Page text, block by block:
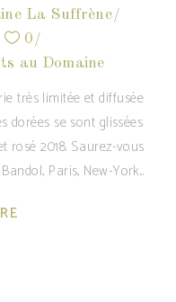
La Suffrène
0
au Domaine
très limitée et diffusée
dorées se sont glissées
rosé 2018. Saurez-vous
Paris, New-York